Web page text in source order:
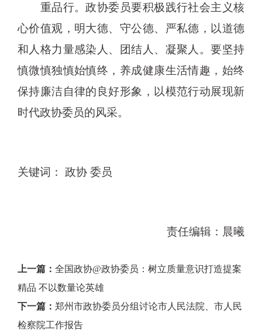
重品行。政协委员要积极践行社会主义核
心价值观，明大德、守公德、严私德，以道德
和人格力量感染人、团结人、凝聚人。要坚持
慎微慎独慎始慎终，养成健康生活情趣，始终
保持廉洁自律的良好形象，以模范行动展现新
时代政协委员的风采。
关键词： 政协 委员
责任编辑：晨曦
上一篇： 全国政协@政协委员：树立质量意识打造提案
精品 不以数量论英雄
下一篇： 郑州市政协委员分组讨论市人民法院、市人民
检察院工作报告